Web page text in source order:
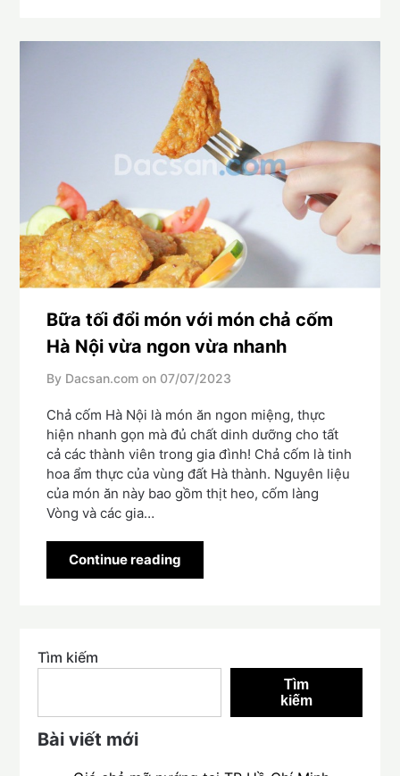
Bữa tối đổi món với món chả cốm
Hà Nội vừa ngon vừa nhanh
By Dacsan.com on 07/07/2023
Chả cốm Hà Nội là món ăn ngon miệng, thực
hiện nhanh gọn mà đủ chất dinh dưỡng cho tất
cả các thành viên trong gia đình! Chả cốm là tinh
hoa ẩm thực của vùng đất Hà thành. Nguyên liệu
của món ăn này bao gồm thịt heo, cốm làng
Vòng và các gia…
Continue reading
Tìm kiếm
Tìm
kiếm
Bài viết mới